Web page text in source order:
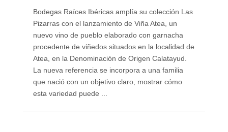
Bodegas Raíces Ibéricas amplía su colección Las
Pizarras con el lanzamiento de Viña Atea, un
nuevo vino de pueblo elaborado con garnacha
procedente de viñedos situados en la localidad de
Atea, en la Denominación de Origen Calatayud.
La nueva referencia se incorpora a una familia
que nació con un objetivo claro, mostrar cómo
esta variedad puede ...